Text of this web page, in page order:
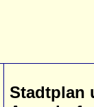
Stadtplan